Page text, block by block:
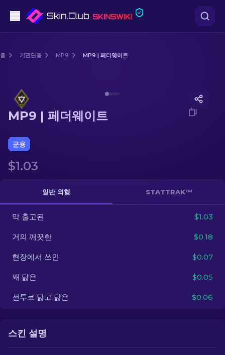
저격소총
장갑
케이스
기타
홈 기관단총 MP9 MP9 | 페더웨이트
MP9 | 페더웨이트
군용
$1.03
일반 외형 STATTRAK™
막 출고된 $1.03
거의 깨끗한 $0.18
현장에서 쓰인 $0.07
꽤 닳은 $0.05
전투로 닳고 닳은 $0.06
스킨 설명